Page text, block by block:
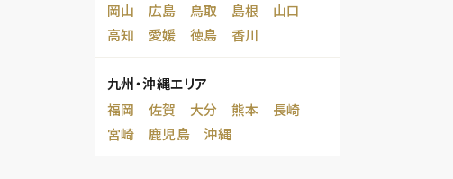
岡山
広島 鳥取 島根
山口
高知
愛媛 徳島 香川
九州・沖縄エリア
福岡
佐賀 大分 熊本
長崎
宮崎
鹿児島 沖縄